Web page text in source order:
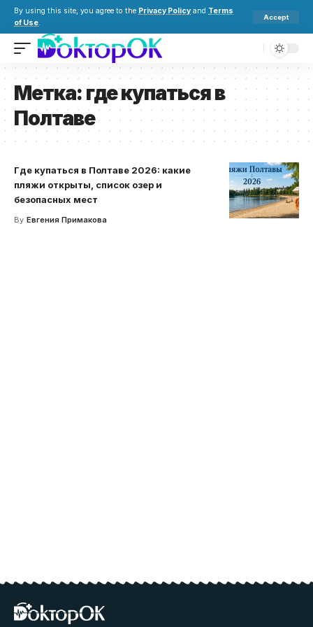
By using this site, you agree to the Privacy Policy and Terms
of Use.
Accept
Метка: где купаться в
Полтаве
Где купаться в Полтаве 2026: какие
пляжи открыты, список озер и
безопасных мест
By Евгения Примакова